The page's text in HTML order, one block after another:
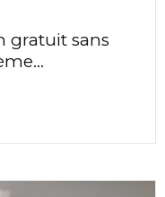
gratuit sans